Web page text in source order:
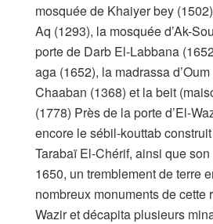
mosquée de Khaiyer bey
Aq (1293), la mosquée d’Ak-
porte de Darb El-Labbana
aga (1652), la madrassa
Chaaban (1368) et la beit
(1778) Près de la porte d’El-
encore le sébil-kouttab
Tarabaï El-Chérif, ainsi que
1650, un tremblement de terre
nombreux monuments de cette
Wazir et décapita plusieurs